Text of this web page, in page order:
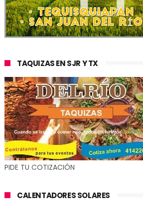
TAQUIZAS EN SJR Y TX
PIDE TU COTIZACIÓN
CALENTADORES SOLARES